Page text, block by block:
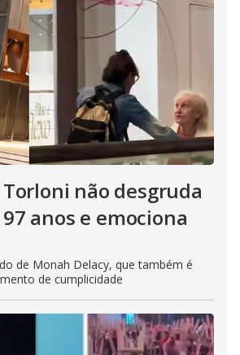
não desgruda
anos e emociona
de Monah Delacy, que também é
de cumplicidade